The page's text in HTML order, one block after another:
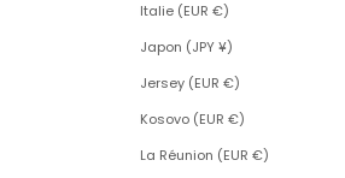
Italie (EUR €)
Japon (JPY ¥)
Jersey (EUR €)
Kosovo (EUR €)
La Réunion (EUR €)